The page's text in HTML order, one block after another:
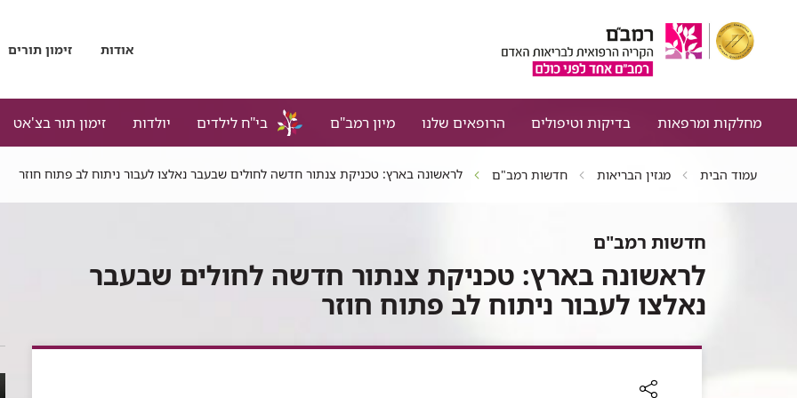
אודות זימון תורים
מחלקות ומרפאות בדיקות וטיפולים הרופאים שלנו מיון רמב"ם בי"ח לילדים יולדות זימון תור בצ'אט
עמוד הבית מגזין הבריאות חדשות רמב"ם לראשונה בארץ: טכניקת צנתור חדשה לחולים שבעבר נאלצו לעבור ניתוח לב פתוח חוזר
חדשות רמב"ם
לראשונה בארץ: טכניקת צנתור חדשה לחולים שבעבר
נאלצו לעבור ניתוח לב פתוח חוזר